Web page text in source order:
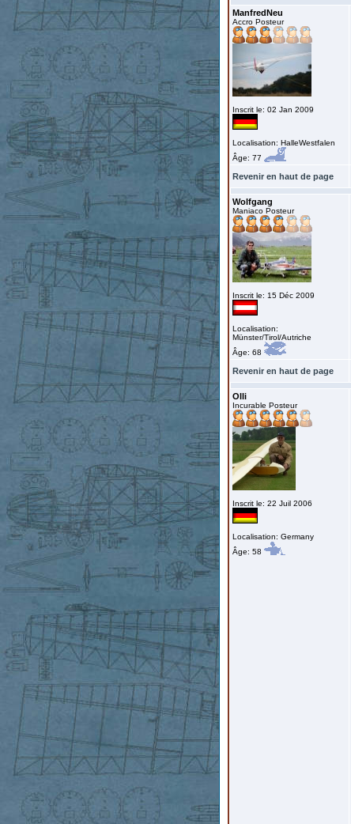
ManfredNeu
Accro Posteur
Inscrit le: 02 Jan 2009
Localisation: HalleWestfalen
Âge: 77
Revenir en haut de page
Wolfgang
Maniaco Posteur
Inscrit le: 15 Déc 2009
Localisation:
Münster/Tirol/Autriche
Âge: 68
Revenir en haut de page
Olli
Incurable Posteur
Inscrit le: 22 Juil 2006
Localisation: Germany
Âge: 58